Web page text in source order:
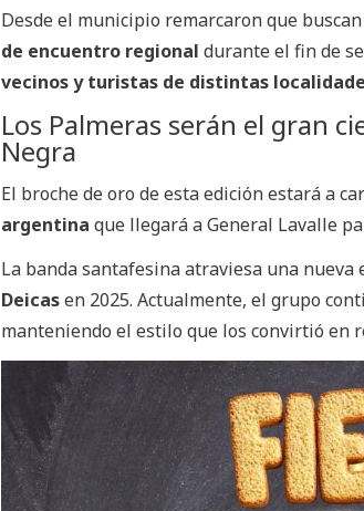
Desde el municipio remarcaron que
de encuentro regional durante el fin de
vecinos y turistas de distintas
Los Palmeras serán el gran
Negra
El broche de oro de esta edición estará a
argentina que llegará a General Lavalle
La banda santafesina atraviesa una
Deicasen 2025. Actualmente, el grupo
manteniendo el estilo que los convirtió en